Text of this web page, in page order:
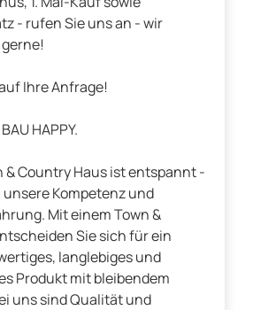
- rufen Sie uns an - wir
Ihre Anfrage!
HAPPY.
& Country Haus ist entspannt -
Kompetenz und
Mit einem Town &
Sie sich für ein
langlebiges und
Produkt mit bleibendem
uns sind Qualität und